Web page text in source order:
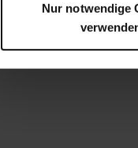
Nur notwendige